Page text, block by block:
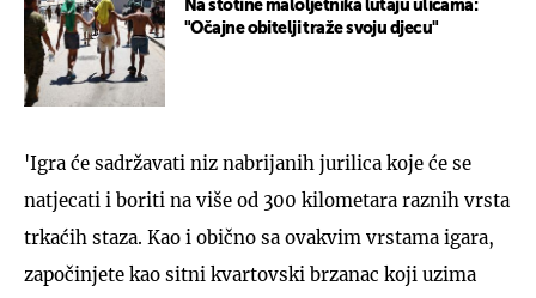
Na stotine maloljetnika lutaju ulicama:
"Očajne obitelji traže svoju djecu"
'Igra će sadržavati niz nabrijanih jurilica koje će se
natjecati i boriti na više od 300 kilometara raznih vrsta
trkaćih staza. Kao i obično sa ovakvim vrstama igara,
započinjete kao sitni kvartovski brzanac koji uzima